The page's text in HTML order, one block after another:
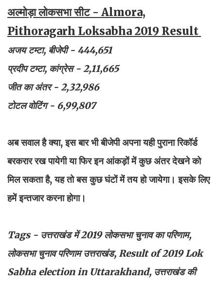
अल्मोड़ा लोकसभा सीट - Almora,
Pithoragarh Loksabha 2019 Result
अजय टम्टा, बीजेपी - 444,651
प्रदीप टम्टा, कांग्रेस - 2,11,665
जीत का अंतर - 2,32,986
टोटल वोटिंग - 6,99,807
अब सवाल है क्या, इस बार भी बीजेपी अपना यही पुराना रिकॉर्ड
बरकरार रख पायेगी या फिर इन आंकड़ों में कुछ अंतर देखने को
मिल सकता है, यह तो बस कुछ घंटों में तय हो जायेगा। इसके लिए
हमें इन्तजार करना होगा।
Tags - उत्तराखंड में 2019 लोकसभा चुनाव का परिणाम,
लोकसभा चुनाव परिणाम उत्तराखंड, Result of 2019 Lok
Sabha election in Uttarakhand, उत्तराखंड की